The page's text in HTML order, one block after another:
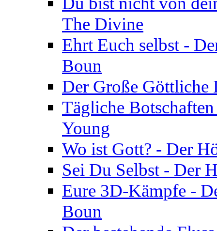
The Divine
Ehrt Euch selbst -
Boun
Der Große
Tägliche
Young
Wo ist Gott? - Der
Sei Du Selbst - Der
Eure 3D-Kämpfe -
Boun